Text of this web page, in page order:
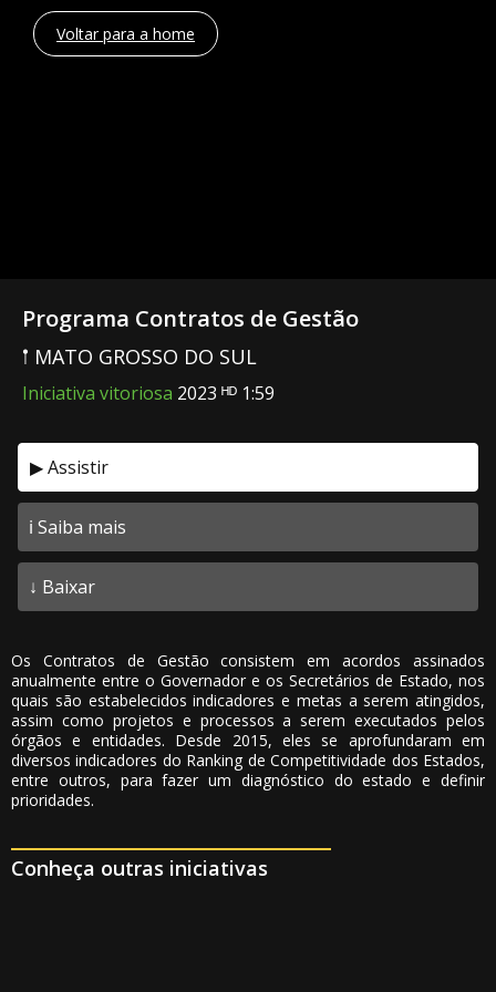
Voltar para a home
Programa Contratos de Gestão
𖡡 MATO GROSSO DO SUL
Iniciativa vitoriosa 2023 ᴴᴰ 1:59
▶ Assistir
ℹ️ Saiba mais
↓ Baixar
Os Contratos de Gestão consistem em acordos assinados
anualmente entre o Governador e os Secretários de Estado, nos
quais são estabelecidos indicadores e metas a serem atingidos,
assim como projetos e processos a serem executados pelos
órgãos e entidades. Desde 2015, eles se aprofundaram em
diversos indicadores do Ranking de Competitividade dos Estados,
entre outros, para fazer um diagnóstico do estado e definir
prioridades.
Conheça outras iniciativas